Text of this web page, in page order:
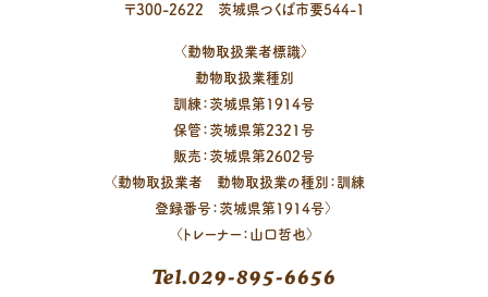
〒300-2622 茨城県つくば市要544-1
〈動物取扱業者標識〉
動物取扱業種別
訓練：茨城県第1914号
保管：茨城県第2321号
販売：茨城県第2602号
〈動物取扱業者 動物取扱業の種別：訓練
登録番号：茨城県第1914号〉
〈トレーナー：山口哲也〉
Tel.029-895-6656